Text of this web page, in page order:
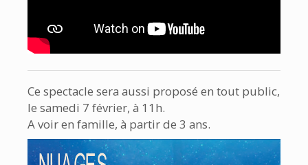
Ce spectacle sera aussi proposé en tout public,
le samedi 7 février, à 11h.
A voir en famille, à partir de 3 ans.